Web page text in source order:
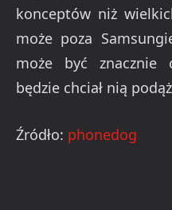
konceptów niż
może poza
może być znacznie
będzie chciał nią
Źródło: phonedog